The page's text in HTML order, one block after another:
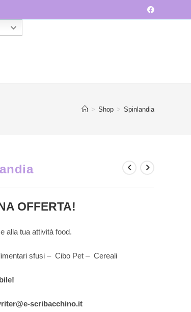
DISATTIVA
> Shop > Spinlandia
OFFERTA!
alla tua attività food.
sfusi – Cibo Pet – Cereali
scribacchino.it